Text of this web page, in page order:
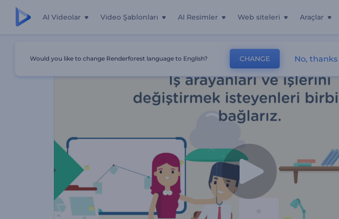
AI Videolar Video Şablonları AI Resimler Web siteleri Araçlar
Would you like to change Renderforest language to English? CHANGE No, thanks